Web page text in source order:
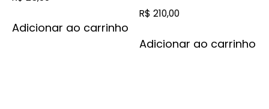
Adicionar ao carrinho
R$ 210,00
Adicionar ao carrinho